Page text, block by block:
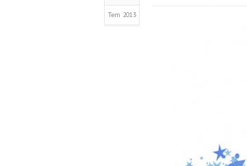
Tem 2013